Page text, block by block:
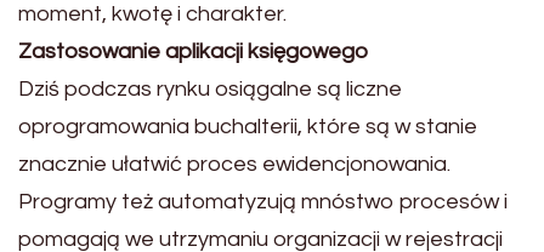
moment, kwotę i charakter.
Zastosowanie aplikacji księgowego
Dziś podczas rynku osiągalne są liczne
oprogramowania buchalterii, które są w stanie
znacznie ułatwić proces ewidencjonowania.
Programy też automatyzują mnóstwo procesów i
pomagają we utrzymaniu organizacji w rejestracji